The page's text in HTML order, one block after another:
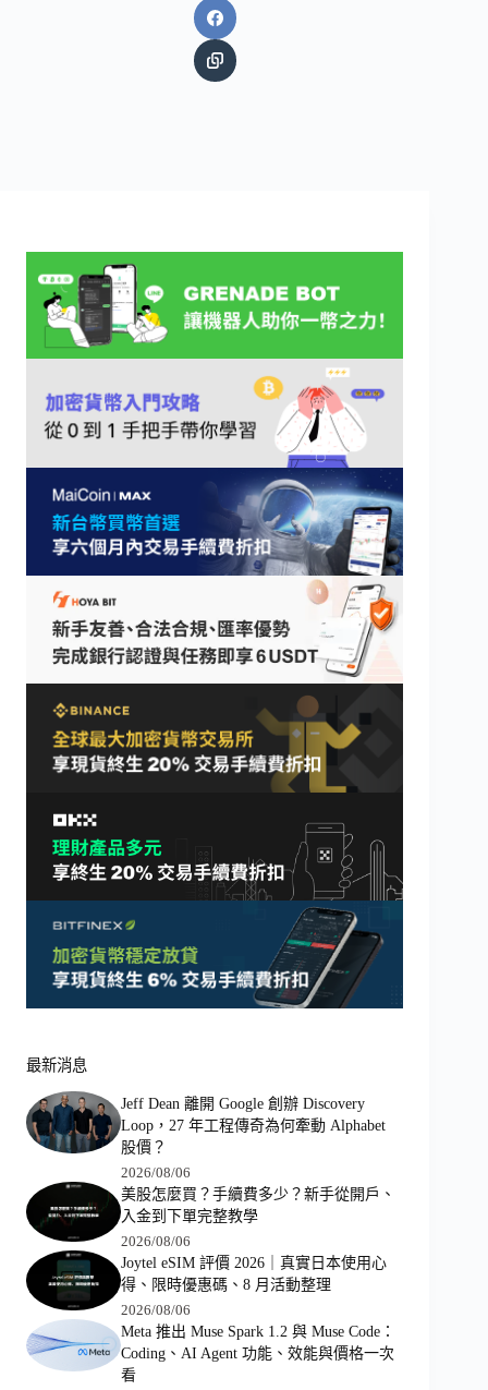
最新消息
Jeff Dean 離開 Google 創辦 Discovery
Loop，27 年工程傳奇為何牽動 Alphabet
股價？
2026/08/06
美股怎麼買？手續費多少？新手從開戶、
入金到下單完整教學
2026/08/06
Joytel eSIM 評價 2026｜真實日本使用心
得、限時優惠碼、8 月活動整理
2026/08/06
Meta 推出 Muse Spark 1.2 與 Muse Code：
Coding、AI Agent 功能、效能與價格一次
看